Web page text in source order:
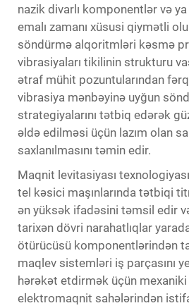
nazik divarlı komponentlər və
emalı zamanı xüsusi qiymətli
söndürmə alqoritmləri kəsmə
vibrasiyaları tikilinin strukturu
ətraf mühit pozuntularından
vibrasiya mənbəyinə uyğun
strategiyalarını tətbiq edərək
əldə edilməsi üçün lazım olan
saxlanılmasını təmin edir.
Maqnit levitasiyası
tel kəsici maşınlarında tətbiqi
ən yüksək ifadəsini təmsil edir
tarixən dövri narahatlıqlar
ötürücüsü komponentlərindən
maqlev sistemləri iş parçasını
hərəkət etdirmək üçün
elektromaqnit sahələrindən